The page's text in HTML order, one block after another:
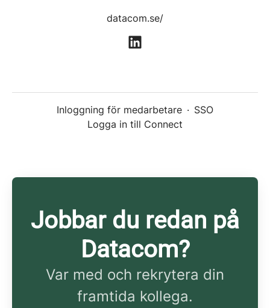
datacom.se/
Inloggning för medarbetare · SSO
Logga in till Connect
Jobbar du redan på
Datacom?
Var med och rekrytera din
framtida kollega.